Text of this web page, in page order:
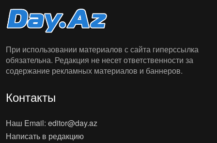
При использовании материалов с сайта гиперссылка
обязательна. Редакция не несет ответственности за
содержание рекламных материалов и баннеров.
Контакты
Наш Email: editor@day.az
Написать в редакцию